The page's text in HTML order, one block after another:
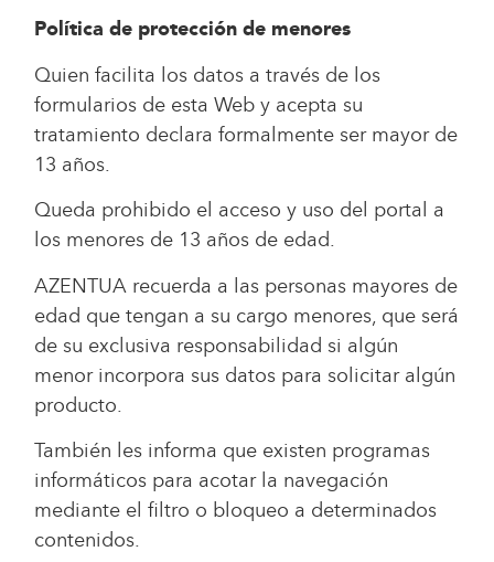
Política de protección de menores
Quien facilita los datos a través de los
formularios de esta Web y acepta su
tratamiento declara formalmente ser mayor de
13 años.
Queda prohibido el acceso y uso del portal a
los menores de 13 años de edad.
AZENTUA recuerda a las personas mayores de
edad que tengan a su cargo menores, que será
de su exclusiva responsabilidad si algún
menor incorpora sus datos para solicitar algún
producto.
También les informa que existen programas
informáticos para acotar la navegación
mediante el filtro o bloqueo a determinados
contenidos.